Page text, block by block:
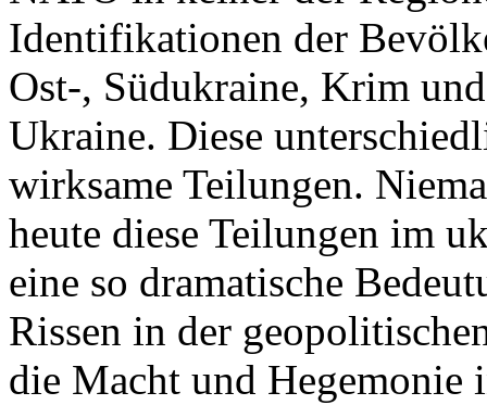
Identifikationen der
Ost-, Südukraine, Krim
Ukraine. Diese
wirksame Teilungen.
heute diese Teilungen im
eine so dramatische
Rissen in der
die Macht und Hegemonie